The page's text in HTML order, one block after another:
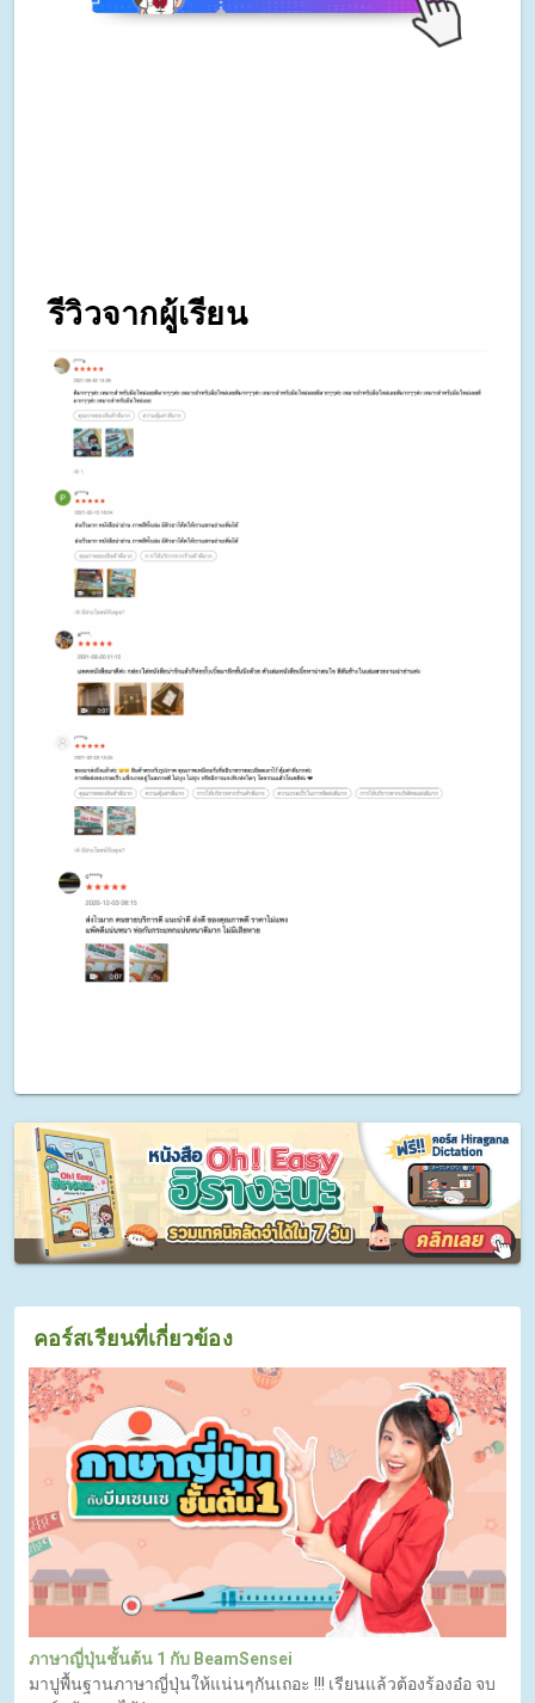
รีวิวจากผู้เรียน
คอร์สเรียนที่เกี่ยวข้อง
ภาษาญี่ปุ่นชั้นต้น 1 กับ BeamSensei
มาปูพื้นฐานภาษาญี่ปุ่นให้แน่นๆกันเถอะ !!! เรียนแล้วต้องร้องอ๋อ จบ